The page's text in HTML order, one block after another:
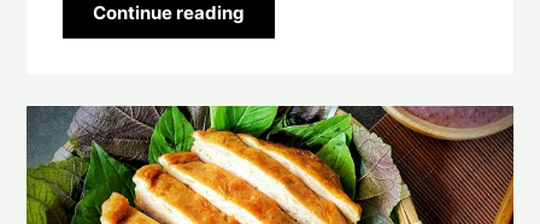
Continue reading